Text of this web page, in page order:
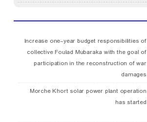
Increase one-year budget responsibilities of
collective Foulad Mubaraka with the goal of
participation in the reconstruction of war
damages
Morche Khort solar power plant operation
has started